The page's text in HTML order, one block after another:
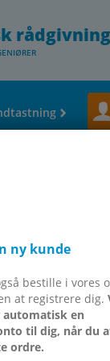
ny kunde
bestille i vores
at registrere dig.
en
til dig, når du
ordre.
rådgivning